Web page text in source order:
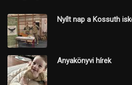
Nyílt nap a Kossuth
Anyakönyvi hírek